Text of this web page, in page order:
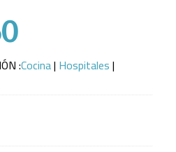
:Cocina| Hospitales|